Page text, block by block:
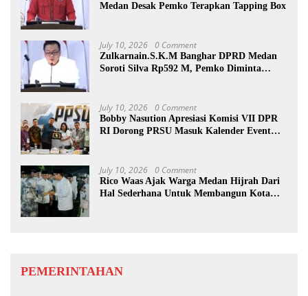
Medan Desak Pemko Terapkan Tapping Box
July 10, 2026 0 Comment
Zulkarnain.S.K.M Banghar DPRD Medan
Soroti Silva Rp592 M, Pemko Diminta
July 10, 2026 0 Comment
Bobby Nasution Apresiasi Komisi VII DPR
RI Dorong PRSU Masuk Kalender Event
July 10, 2026 0 Comment
Rico Waas Ajak Warga Medan Hijrah Dari
Hal Sederhana Untuk Membangun Kota
PEMERINTAHAN